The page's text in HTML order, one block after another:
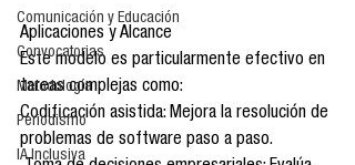
Comunicación y Educación
Convocatorias
Metodología
Periodismo
IA Inclusiva
Aplicaciones y Alcance
Este modelo es particularmente efectivo en
tareas complejas como:
Codificación asistida: Mejora la resolución de
problemas de software paso a paso.